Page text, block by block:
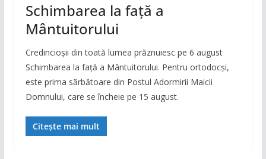
Schimbarea la faţă a
Mântuitorului
Credincioșii din toată lumea prăznuiesc pe 6 august
Schimbarea la față a Mântuitorului. Pentru ortodocși,
este prima sărbătoare din Postul Adormirii Maicii
Domnului, care se încheie pe 15 august.
Citește mai mult